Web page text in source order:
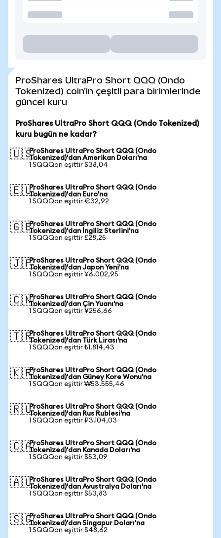
ProShares UltraPro Short QQQ (Ondo
Tokenized) coin'in çeşitli para birimlerinde
güncel kuru
ProShares UltraPro Short QQQ (Ondo Tokenized)
kuru bugün ne kadar?
🇺🇸ProShares UltraPro Short QQQ (Ondo
Tokenized)'dan Amerikan Doları'na
1 SQQQon eşittir $38,04
🇪🇺ProShares UltraPro Short QQQ (Ondo
Tokenized)'dan Euro'na
1 SQQQon eşittir €32,92
🇬🇧ProShares UltraPro Short QQQ (Ondo
Tokenized)'dan İngiliz Sterlini'na
1 SQQQon eşittir £28,25
🇯🇵ProShares UltraPro Short QQQ (Ondo
Tokenized)'dan Japon Yeni'na
1 SQQQon eşittir ¥6.002,95
🇨🇳ProShares UltraPro Short QQQ (Ondo
Tokenized)'dan Çin Yuanı'na
1 SQQQon eşittir ¥256,66
🇹🇷ProShares UltraPro Short QQQ (Ondo
Tokenized)'dan Türk Lirası'na
1 SQQQon eşittir ₺1.814,43
🇰🇷ProShares UltraPro Short QQQ (Ondo
Tokenized)'dan Güney Kore Wonu'na
1 SQQQon eşittir ₩53.555,46
🇷🇺ProShares UltraPro Short QQQ (Ondo
Tokenized)'dan Rus Rublesi'na
1 SQQQon eşittir ₽3.104,03
🇨🇦ProShares UltraPro Short QQQ (Ondo
Tokenized)'dan Kanada Doları'na
1 SQQQon eşittir $53,09
🇦🇺ProShares UltraPro Short QQQ (Ondo
Tokenized)'dan Avustralya Doları'na
1 SQQQon eşittir $53,83
🇸🇬ProShares UltraPro Short QQQ (Ondo
Tokenized)'dan Singapur Doları'na
1 SQQQon eşittir $48,62